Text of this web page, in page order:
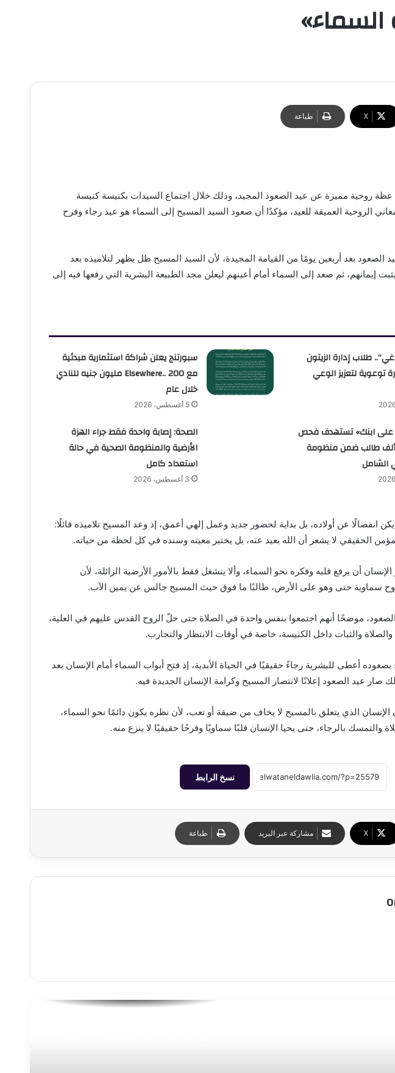
‫X طباعة
روحية مميزة عن عيد الصعود المجيد، وذلك خلال اجتماع السيدات بكنيسة كنيسة
الروحية العميقة للعيد، مؤكدًا أن صعود السيد المسيح إلى السماء هو عيد رجاء وفرح
الصعود بعد أربعين يومًا من القيامة المجيدة، لأن السيد المسيح ظل يظهر لتلاميذه بعد
إيمانهم، ثم صعد إلى السماء أمام أعينهم ليعلن مجد الطبيعة البشرية التي رفعها فيه إلى
طلاب إدارة الزيتون
توعوية لتعزيز الوعي
سبورتنج يعلن شراكة استثمارية مبدئية
مع Elsewhere.. 200 مليون جنيه للنادي
خلال عام
5 أغسطس، 2026
ابنك» تستهدف فحص
من 364 ألف طالب ضمن منظومة
الشامل
الصحة: إصابة واحدة فقط جراء الهزة
الأرضية والمنظومة الصحية في حالة
استعداد كامل
3 أغسطس، 2026
انفصالًا عن أولاده، بل بداية لحضور جديد وعمل إلهي أعمق، إذ وعد المسيح تلاميذه قائلًا:
الحقيقي لا يشعر أن الله بعيد عنه، بل يختبر معيته وسنده في كل لحظة من حياته.
أن يرفع قلبه وفكره نحو السماء، وألا ينشغل فقط بالأمور الأرضية الزائلة، لأن
سماوية حتى وهو على الأرض، طالبًا ما فوق حيث المسيح جالس عن يمين الآب.
الصعود، موضحًا أنهم اجتمعوا بنفس واحدة في الصلاة حتى حلّ الروح القدس عليهم في العلية،
والثبات داخل الكنيسة، خاصة في أوقات الانتظار والتجارب.
أعطى للبشرية رجاءً حقيقيًا في الحياة الأبدية، إذ فتح أبواب السماء أمام الإنسان بعد
عيد الصعود إعلانًا لانتصار المسيح وكرامة الإنسان الجديدة فيه.
الإنسان الذي يتعلق بالمسيح لا يخاف من ضيقة أو تعب، لأن نظره يكون دائمًا نحو السماء،
والتمسك بالرجاء، حتى يحيا الإنسان قلبًا سماويًا وفرحًا حقيقيًا لا ينزع منه.
نسخ الرابط
‫X مشاركة عبر البريد طباعة